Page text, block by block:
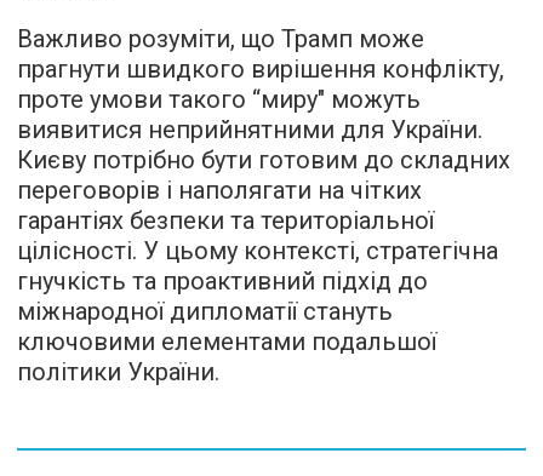
Важливо розуміти, що Трамп може
прагнути швидкого вирішення конфлікту,
проте умови такого “миру" можуть
виявитися неприйнятними для України.
Києву потрібно бути готовим до складних
переговорів і наполягати на чітких
гарантіях безпеки та територіальної
цілісності. У цьому контексті, стратегічна
гнучкість та проактивний підхід до
міжнародної дипломатії стануть
ключовими елементами подальшої
політики України.